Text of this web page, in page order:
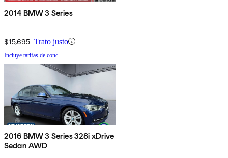
2014 BMW 3 Series
$15,695 Trato justo
Incluye tarifas de conc.
2016 BMW 3 Series 328i xDrive
Sedan AWD